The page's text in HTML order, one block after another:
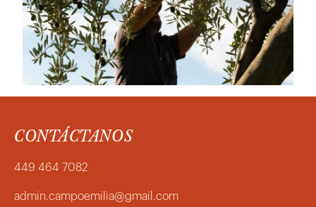
CONTÁCTANOS
449 464 7082
admin.campoemilia@gmail.com